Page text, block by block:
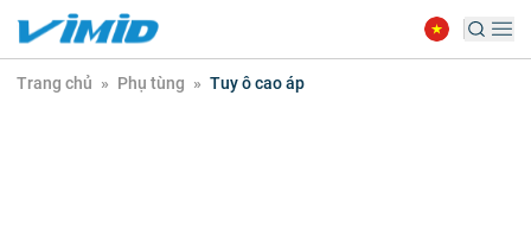
Trang chủ » Phụ tùng » Tuy ô cao áp